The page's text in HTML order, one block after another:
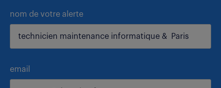
nom de votre alerte
email